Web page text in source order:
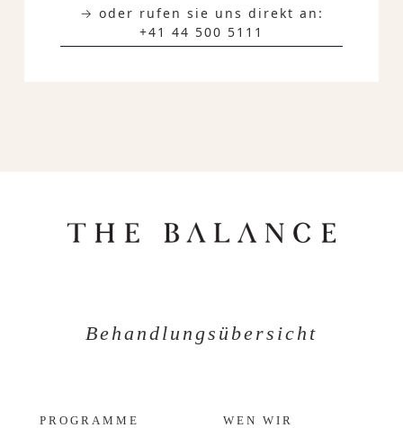
→ oder rufen sie uns direkt an:
+41 44 500 5111
Behandlungsübersicht
PROGRAMME
WEN WIR